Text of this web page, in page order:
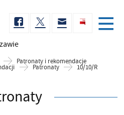
Patronaty i rekomendacje
Patronaty 10/10/R